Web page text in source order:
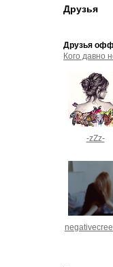
Друзья
Друзья
Кого давно
-zZz-